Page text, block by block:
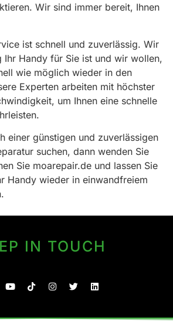
Wir sind immer bereit, Ihnen
ist schnell und zuverlässig. Wir
Ihr Handy für Sie ist und wir wollen,
wie möglich wieder in den
Experten arbeiten mit höchster
um Ihnen eine schnelle
einer günstigen und zuverlässigen
suchen, dann wenden Sie
Sie moarepair.de und lassen Sie
Handy wieder in einwandfreiem
IN TOUCH